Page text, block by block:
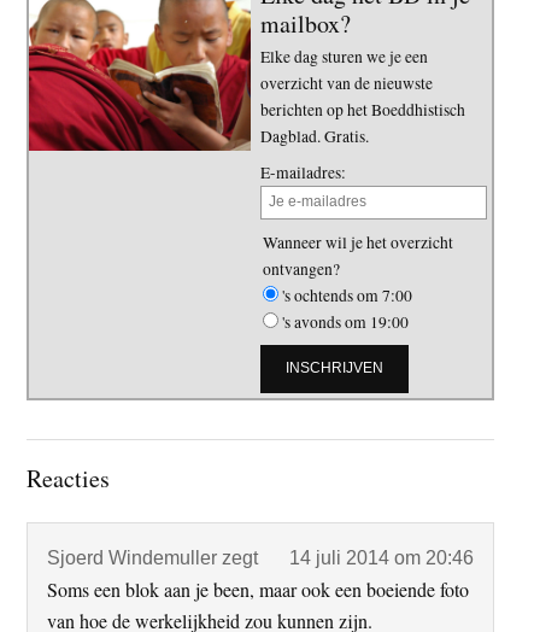
mailbox?
Elke dag sturen we je een
overzicht van de nieuwste
berichten op het Boeddhistisch
Dagblad. Gratis.
E-mailadres:
Wanneer wil je het overzicht
ontvangen?
's ochtends om 7:00
's avonds om 19:00
Lees
Reacties
Sjoerd Windemuller zegt 14 juli 2014 om 20:46
Soms een blok aan je been, maar ook een boeiende foto
van hoe de werkelijkheid zou kunnen zijn.